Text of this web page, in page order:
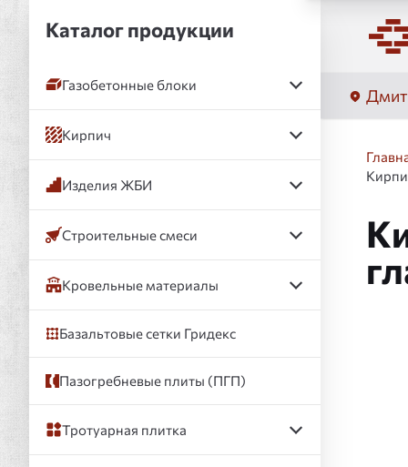
Каталог продукции
Газобетонные блоки
Кирпич
Изделия ЖБИ
Строительные смеси
Кровельные материалы
Базальтовые сетки Гридекс
Пазогребневые плиты (ПГП)
Тротуарная плитка